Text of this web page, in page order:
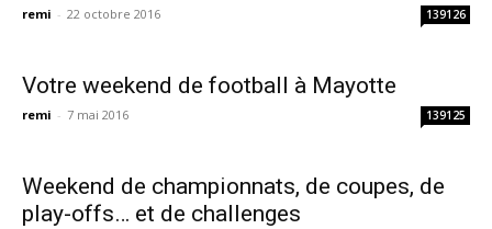
remi - 22 octobre 2016 139126
Votre weekend de football à Mayotte
remi - 7 mai 2016 139125
Weekend de championnats, de coupes, de
play-offs… et de challenges